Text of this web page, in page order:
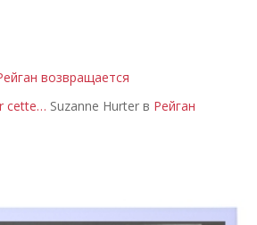
возвращается
cette… Suzanne Hurter в Рейган